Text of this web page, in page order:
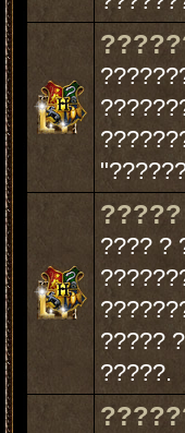
???? ?
?????
?????.